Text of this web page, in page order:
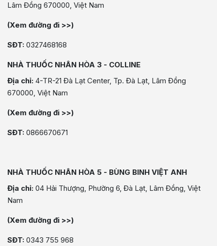
Lâm Đồng 670000, Việt Nam
(Xem đường đi >>)
SĐT: 0327468168
NHÀ THUỐC NHÂN HÒA 3 - COLLINE
Địa chỉ: 4-TR-21 Đà Lạt Center, Tp. Đà Lạt, Lâm Đồng
670000, Việt Nam
(Xem đường đi >>)
SĐT: 0866670671
NHÀ THUỐC NHÂN HÒA 5 - BÙNG BINH VIỆT ANH
Địa chỉ: 04 Hải Thượng, Phường 6, Đà Lạt, Lâm Đồng, Việt
Nam
(Xem đường đi >>)
SĐT: 0343 755 968